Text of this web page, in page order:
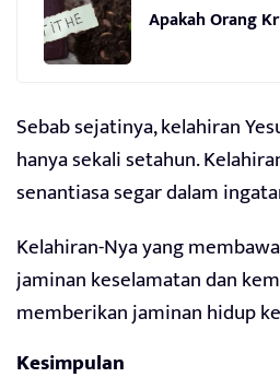
Apakah Orang
Sebab sejatinya, kelahiran
hanya sekali setahun.
senantiasa segar dalam
Kelahiran-Nya yang
jaminan keselamatan dan
memberikan jaminan hidup
Kesimpulan